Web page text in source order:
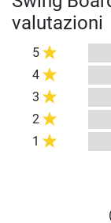
valutazioni
5
4
3
2
1